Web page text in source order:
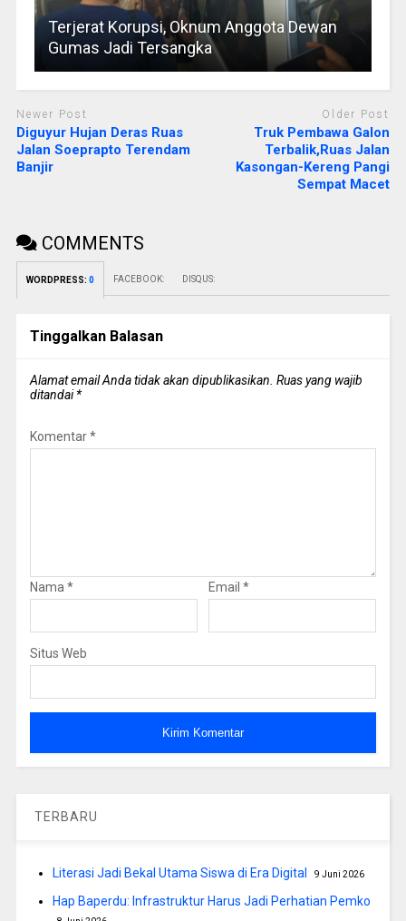
Terjerat Korupsi, Oknum Anggota Dewan
Gumas Jadi Tersangka
Newer Post
Diguyur Hujan Deras Ruas
Jalan Soeprapto Terendam
Banjir
Older Post
Truk Pembawa Galon
Terbalik,Ruas Jalan
Kasongan-Kereng Pangi
Sempat Macet
COMMENTS
WORDPRESS: 0 FACEBOOK: DISQUS:
Tinggalkan Balasan
Alamat email Anda tidak akan dipublikasikan. Ruas yang wajib
ditandai*
Komentar*
Nama* Email *
Situs Web
TERBARU
Literasi Jadi Bekal Utama Siswa di Era Digital 9 Juni 2026
Hap Baperdu: Infrastruktur Harus Jadi Perhatian Pemko